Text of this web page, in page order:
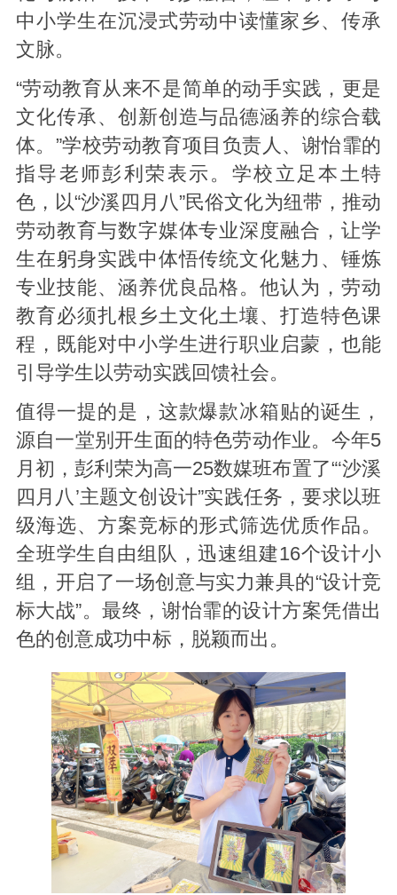
中小学生在沉浸式劳动中读懂家乡、传承
文脉。
“劳动教育从来不是简单的动手实践，更是
文化传承、创新创造与品德涵养的综合载
体。”学校劳动教育项目负责人、谢怡霏的
指导老师彭利荣表示。学校立足本土特
色，以“沙溪四月八”民俗文化为纽带，推动
劳动教育与数字媒体专业深度融合，让学
生在躬身实践中体悟传统文化魅力、锤炼
专业技能、涵养优良品格。他认为，劳动
教育必须扎根乡土文化土壤、打造特色课
程，既能对中小学生进行职业启蒙，也能
引导学生以劳动实践回馈社会。
值得一提的是，这款爆款冰箱贴的诞生，
源自一堂别开生面的特色劳动作业。今年5
月初，彭利荣为高一25数媒班布置了“‘沙溪
四月八’主题文创设计”实践任务，要求以班
级海选、方案竞标的形式筛选优质作品。
全班学生自由组队，迅速组建16个设计小
组，开启了一场创意与实力兼具的“设计竞
标大战”。最终，谢怡霏的设计方案凭借出
色的创意成功中标，脱颖而出。